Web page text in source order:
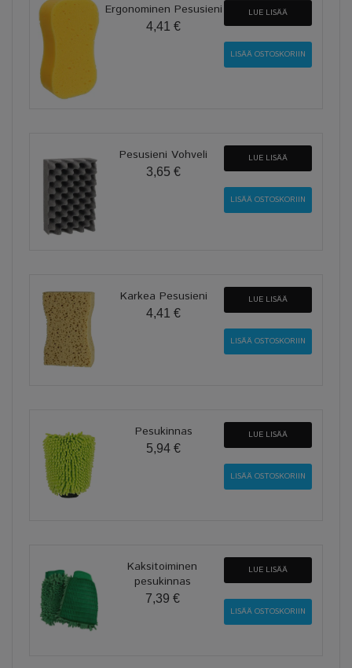
Ergonominen Pesusieni
4,41 €
LUE LISÄÄ
Pesusieni Vohveli
3,65 €
LUE LISÄÄ
Karkea Pesusieni
4,41 €
LUE LISÄÄ
Pesukinnas
5,94 €
LUE LISÄÄ
Kaksitoiminen
pesukinnas
7,39 €
LUE LISÄÄ